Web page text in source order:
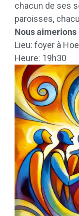
chacun de ses
paroisses,
Nous
Lieu: foyer à
Heure: 19h30